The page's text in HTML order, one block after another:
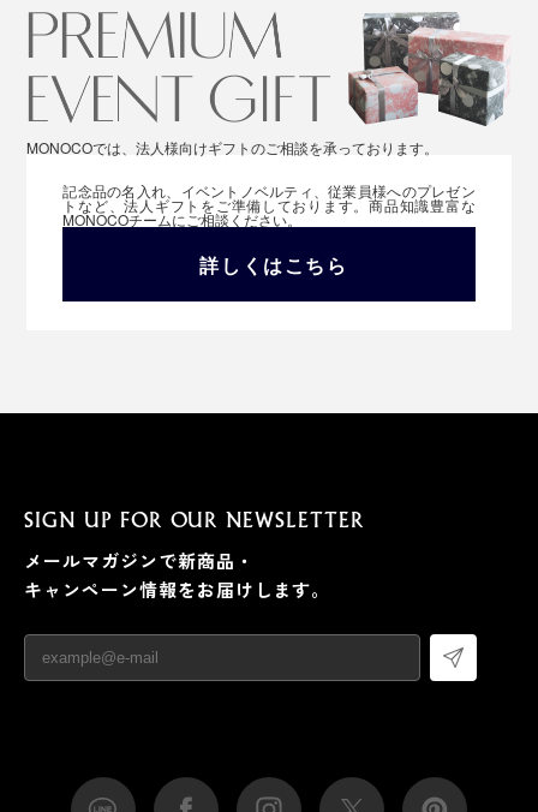
MONOCOでは、法人様向けギフトのご相談を承っております。
記念品の名入れ、イベントノベルティ、従業員様へのプレゼン
トなど、法人ギフトをご準備しております。商品知識豊富な
MONOCOチームにご相談ください。
詳しくはこちら
SIGN UP FOR OUR NEWSLETTER
メールマガジンで新商品・
キャンペーン情報をお届けします。